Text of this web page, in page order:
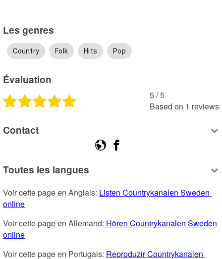
Les genres
Country Folk Hits Pop
Évaluation
5 /5
Based on 1 reviews
Contact
Toutes les langues
Voir cette page en Anglais: Listen Countrykanalen Sweden
online
Voir cette page en Allemand: Hören Countrykanalen Sweden
online
Voir cette page en Portugais: Reproduzir Countrykanalen